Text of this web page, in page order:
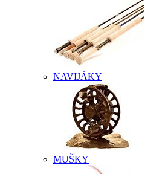
NAVIJÁKY
MUŠKY